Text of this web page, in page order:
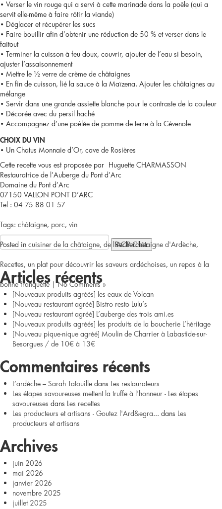
• Verser le vin rouge qui a servi à cette marinade dans la poêle (qui a
servit elle-même à faire rôtir la viande)
• Déglacer et récupérer les sucs
• Faire bouillir afin d’obtenir une réduction de 50 % et verser dans le
faitout
• Terminer la cuisson à feu doux, couvrir, ajouter de l’eau si besoin,
ajuster l’assaisonnement
• Mettre le ½ verre de crème de châtaignes
• En fin de cuisson, lié la sauce à la Maïzena. Ajouter les châtaignes au
mélange
• Servir dans une grande assiette blanche pour le contraste de la couleur
• Décorée avec du persil haché
• Accompagnez d’une poêlée de pomme de terre à la Cévenole
CHOIX DU VIN
• Un Chatus Monnaie d’Or, cave de Rosières
Cette recette vous est proposée par Huguette CHARMASSON
Restauratrice de l’Auberge du Pont d’Arc
Domaine du Pont d’Arc
07150 VALLON PONT D’ARC
Tel : 04 75 88 01 57
Tags: châtaigne, porc, vin
Posted in cuisiner de la châtaigne, de l'AOP Châtaigne d'Ardèche,
Recettes, un plat pour découvrir les saveurs ardéchoises, un repas à la
bonne franquette|No Comments »
Rechercher :
Articles récents
[Nouveaux produits agréés] les eaux de Volcan
[Nouveau restaurant agréé] Bistro resto Lulu’s
[Nouveau restaurant agréé] L’auberge des trois ami.es
[Nouveaux produits agréés] les produits de la boucherie L’héritage
[Nouveau pique-nique agréé] Moulin de Charrier à Labastide-sur-
Besorgues / de 10€ à 13€
Commentaires récents
L’ardèche – Sarah Tatouille dans Les restaurateurs
Les étapes savoureuses mettent la truffe à l'honneur - Les étapes
savoureuses dans Les recettes
Les producteurs et artisans - Goutez l'Ard&egra... dans Les
producteurs et artisans
Archives
juin 2026
mai 2026
janvier 2026
novembre 2025
juillet 2025